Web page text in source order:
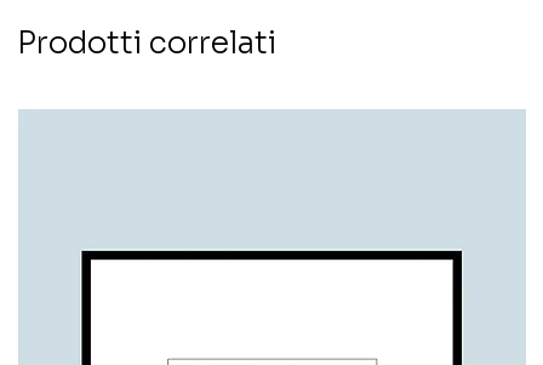
Prodotti correlati